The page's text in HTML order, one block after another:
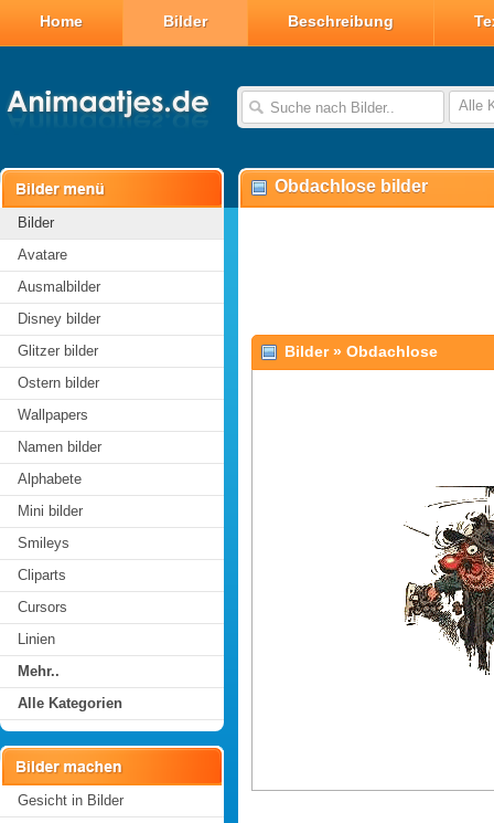
Home Bilder Beschreibung
Alle
Bilder
Avatare
Ausmalbilder
Disney bilder
Glitzer bilder
Ostern bilder
Wallpapers
Namen bilder
Alphabete
Mini bilder
Smileys
Cliparts
Cursors
Linien
Mehr..
Alle Kategorien
Gesicht in Bilder
Obdachlose bilder
Bilder» Obdachlose